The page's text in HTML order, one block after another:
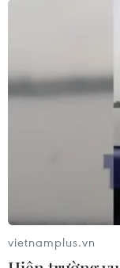
không ăn
Những việc
- Phát hiện
còn tỉnh táo):
bệnh nhân
hồi sức cấp
- Chống rối
chứng, thở
vietnamplus.vn